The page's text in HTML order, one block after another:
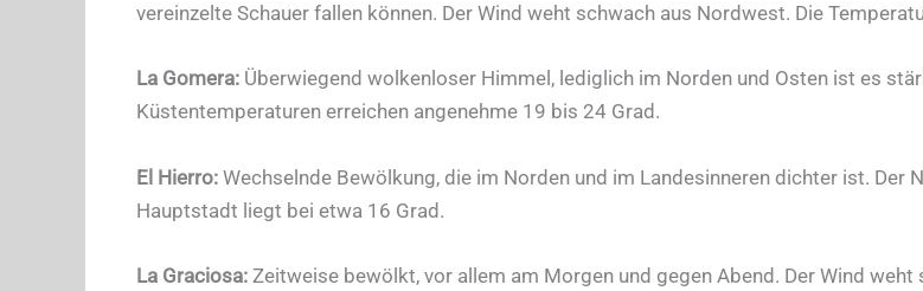
vereinzelte Schauer fallen können. Der Wind weht schwach aus Nordwest. Die
La Gomera:Überwiegend wolkenloser Himmel, lediglich im Norden und Osten ist es
Küstentemperaturen erreichen angenehme 19 bis 24 Grad.
El Hierro:Wechselnde Bewölkung, die im Norden und im Landesinneren dichter ist.
Hauptstadt liegt bei etwa 16 Grad.
La Graciosa:Zeitweise bewölkt, vor allem am Morgen und gegen Abend. Der Wind